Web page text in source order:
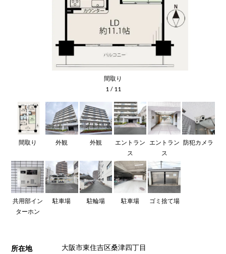
間取り
1/11
間取り 外観 外観
エントラン
ス
エントラン
ス
防犯カメラ
共用部イン
ターホン
駐車場 駐輪場 駐車場 ゴミ捨て場
所在地 大阪市東住吉区桑津四丁目